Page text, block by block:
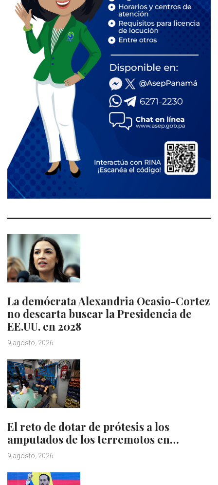
La demócrata Alexandria Ocasio-Cortez
no descarta buscar la Presidencia de
EE.UU. en 2028
9 agosto, 2026
El reto de dotar de prótesis a los
amputados de los terremotos en…
9 agosto, 2026